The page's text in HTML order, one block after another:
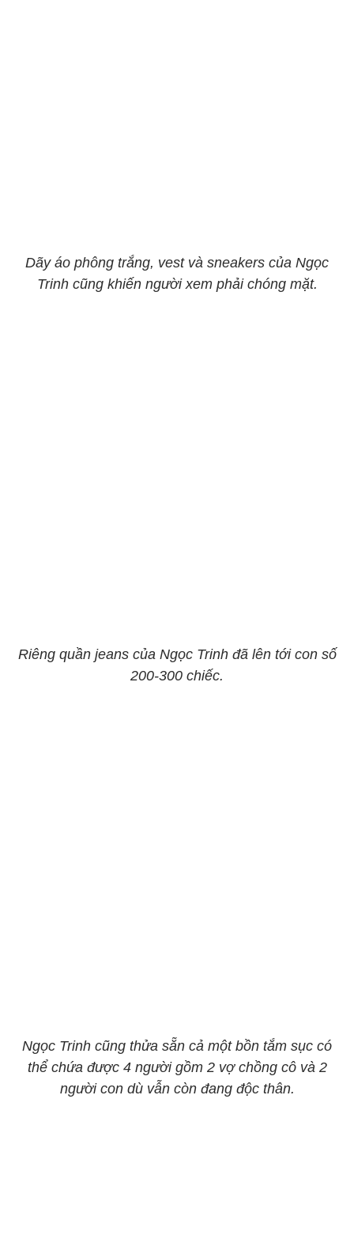
Dãy áo phông trắng, vest và sneakers của Ngọc
Trinh cũng khiến người xem phải chóng mặt.
Riêng quần jeans của Ngọc Trinh đã lên tới con số
200-300 chiếc.
Ngọc Trinh cũng thửa sẵn cả một bồn tắm sục có
thể chứa được 4 người gồm 2 vợ chồng cô và 2
người con dù vẫn còn đang độc thân.